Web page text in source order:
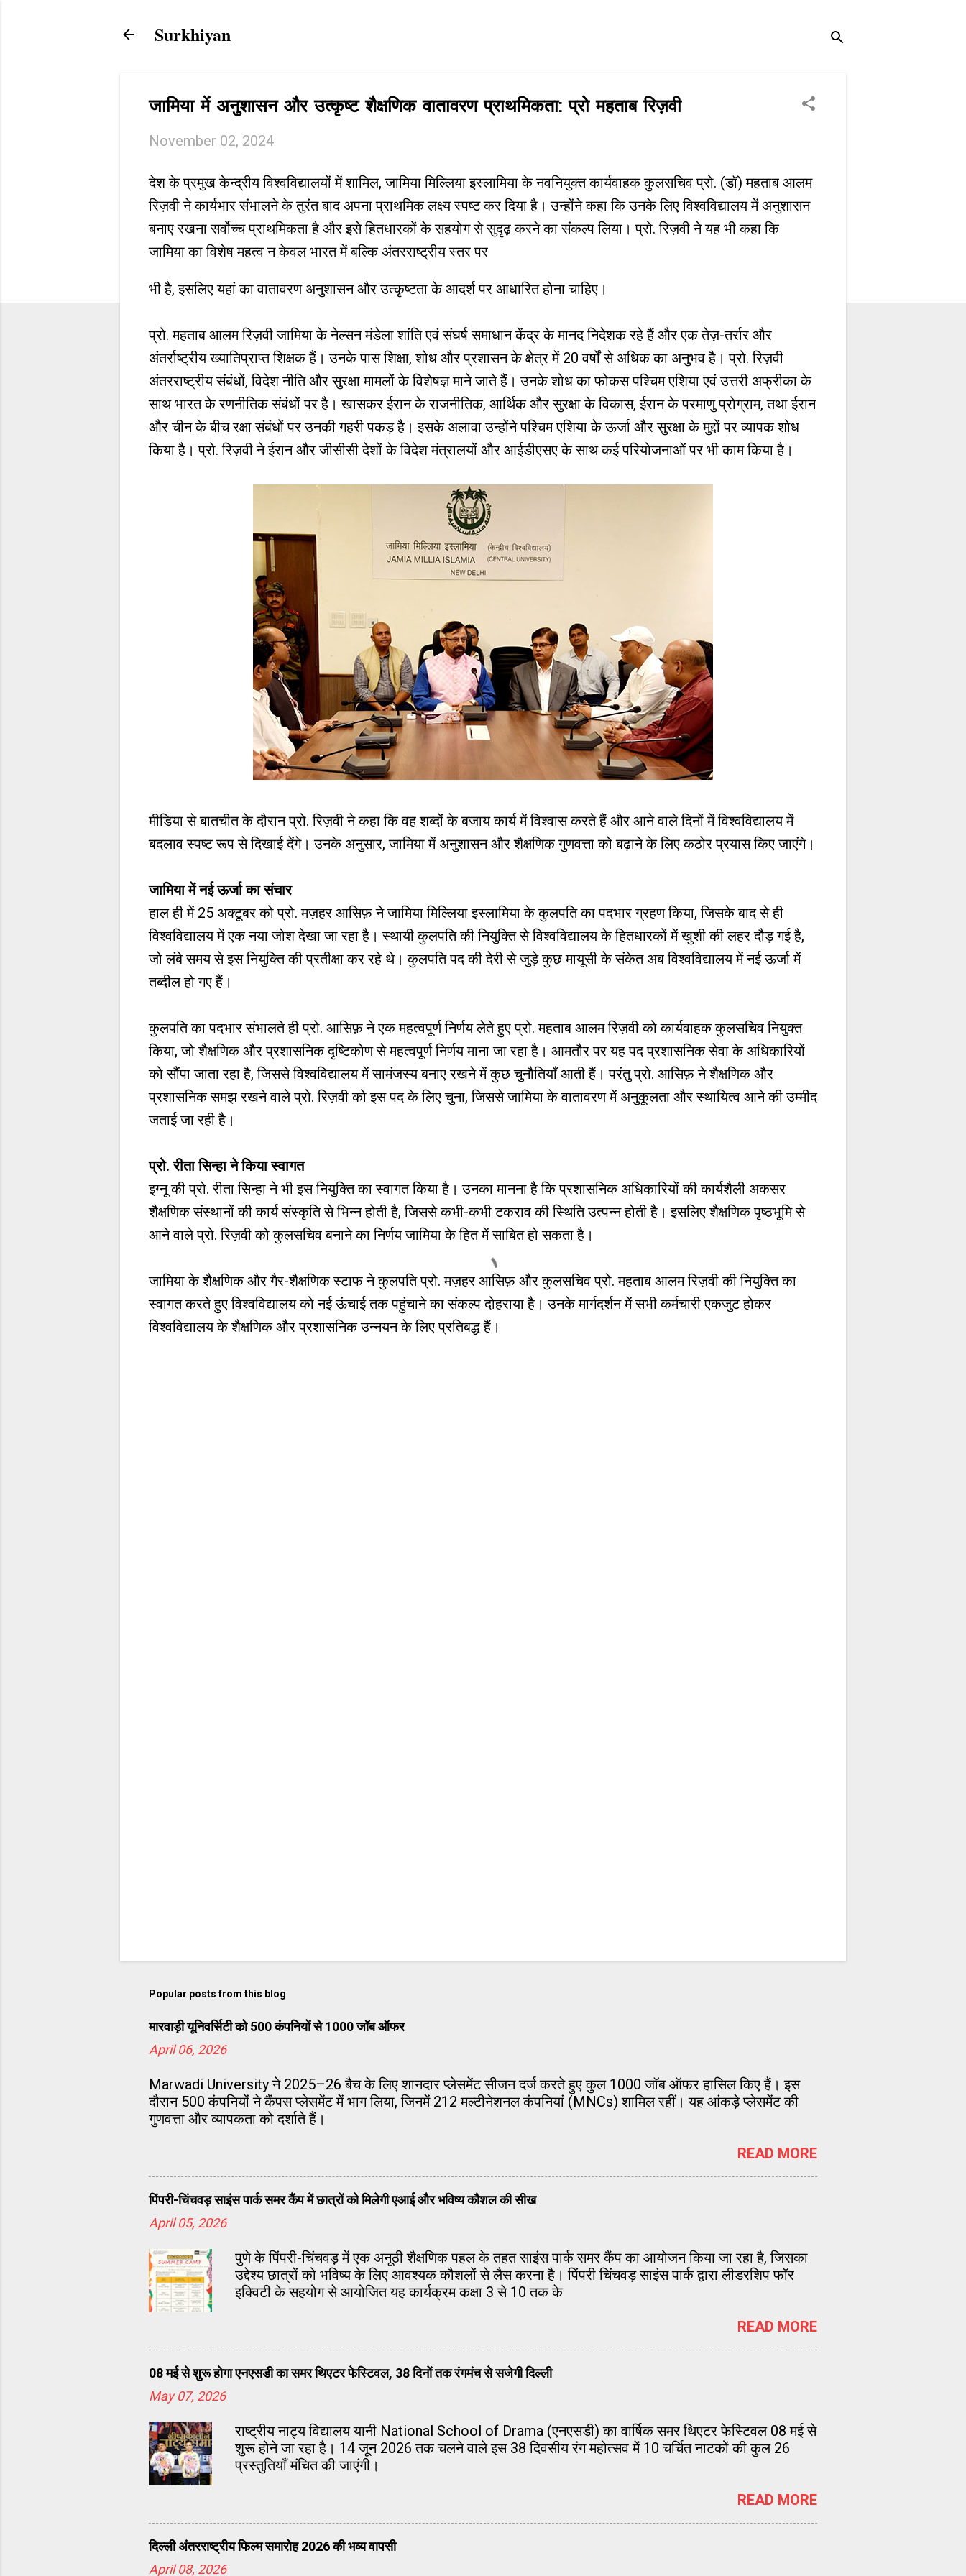
Surkhiyan
जामिया में अनुशासन और उत्कृष्ट शैक्षणिक वातावरण प्राथमिकता: प्रो महताब रिज़वी
November 02, 2024
देश के प्रमुख केन्द्रीय विश्वविद्यालयों में शामिल, जामिया मिल्लिया इस्लामिया के नवनियुक्त कार्यवाहक कुलसचिव प्रो. (डॉ) महताब आलम
रिज़वी ने कार्यभार संभालने के तुरंत बाद अपना प्राथमिक लक्ष्य स्पष्ट कर दिया है। उन्होंने कहा कि उनके लिए विश्वविद्यालय में अनुशासन
बनाए रखना सर्वोच्च प्राथमिकता है और इसे हितधारकों के सहयोग से सुदृढ़ करने का संकल्प लिया। प्रो. रिज़वी ने यह भी कहा कि
जामिया का विशेष महत्व न केवल भारत में बल्कि अंतरराष्ट्रीय स्तर पर
भी है, इसलिए यहां का वातावरण अनुशासन और उत्कृष्टता के आदर्श पर आधारित होना चाहिए।
प्रो. महताब आलम रिज़वी जामिया के नेल्सन मंडेला शांति एवं संघर्ष समाधान केंद्र के मानद निदेशक रहे हैं और एक तेज़-तर्रार और
अंतर्राष्ट्रीय ख्यातिप्राप्त शिक्षक हैं। उनके पास शिक्षा, शोध और प्रशासन के क्षेत्र में 20 वर्षों से अधिक का अनुभव है। प्रो. रिज़वी
अंतरराष्ट्रीय संबंधों, विदेश नीति और सुरक्षा मामलों के विशेषज्ञ माने जाते हैं। उनके शोध का फोकस पश्चिम एशिया एवं उत्तरी अफ्रीका के
साथ भारत के रणनीतिक संबंधों पर है। खासकर ईरान के राजनीतिक, आर्थिक और सुरक्षा के विकास, ईरान के परमाणु प्रोग्राम, तथा ईरान
और चीन के बीच रक्षा संबंधों पर उनकी गहरी पकड़ है। इसके अलावा उन्होंने पश्चिम एशिया के ऊर्जा और सुरक्षा के मुद्दों पर व्यापक शोध
किया है। प्रो. रिज़वी ने ईरान और जीसीसी देशों के विदेश मंत्रालयों और आईडीएसए के साथ कई परियोजनाओं पर भी काम किया है।
मीडिया से बातचीत के दौरान प्रो. रिज़वी ने कहा कि वह शब्दों के बजाय कार्य में विश्वास करते हैं और आने वाले दिनों में विश्वविद्यालय में
बदलाव स्पष्ट रूप से दिखाई देंगे। उनके अनुसार, जामिया में अनुशासन और शैक्षणिक गुणवत्ता को बढ़ाने के लिए कठोर प्रयास किए जाएंगे।
जामिया में नई ऊर्जा का संचार
हाल ही में 25 अक्टूबर को प्रो. मज़हर आसिफ़ ने जामिया मिल्लिया इस्लामिया के कुलपति का पदभार ग्रहण किया, जिसके बाद से ही
विश्वविद्यालय में एक नया जोश देखा जा रहा है। स्थायी कुलपति की नियुक्ति से विश्वविद्यालय के हितधारकों में खुशी की लहर दौड़ गई है,
जो लंबे समय से इस नियुक्ति की प्रतीक्षा कर रहे थे। कुलपति पद की देरी से जुड़े कुछ मायूसी के संकेत अब विश्वविद्यालय में नई ऊर्जा में
तब्दील हो गए हैं।
कुलपति का पदभार संभालते ही प्रो. आसिफ़ ने एक महत्वपूर्ण निर्णय लेते हुए प्रो. महताब आलम रिज़वी को कार्यवाहक कुलसचिव नियुक्त
किया, जो शैक्षणिक और प्रशासनिक दृष्टिकोण से महत्वपूर्ण निर्णय माना जा रहा है। आमतौर पर यह पद प्रशासनिक सेवा के अधिकारियों
को सौंपा जाता रहा है, जिससे विश्वविद्यालय में सामंजस्य बनाए रखने में कुछ चुनौतियाँ आती हैं। परंतु प्रो. आसिफ़ ने शैक्षणिक और
प्रशासनिक समझ रखने वाले प्रो. रिज़वी को इस पद के लिए चुना, जिससे जामिया के वातावरण में अनुकूलता और स्थायित्व आने की उम्मीद
जताई जा रही है।
प्रो. रीता सिन्हा ने किया स्वागत
इग्नू की प्रो. रीता सिन्हा ने भी इस नियुक्ति का स्वागत किया है। उनका मानना है कि प्रशासनिक अधिकारियों की कार्यशैली अकसर
शैक्षणिक संस्थानों की कार्य संस्कृति से भिन्न होती है, जिससे कभी-कभी टकराव की स्थिति उत्पन्न होती है। इसलिए शैक्षणिक पृष्ठभूमि से
आने वाले प्रो. रिज़वी को कुलसचिव बनाने का निर्णय जामिया के हित में साबित हो सकता है।
जामिया के शैक्षणिक और गैर-शैक्षणिक स्टाफ ने कुलपति प्रो. मज़हर आसिफ़ और कुलसचिव प्रो. महताब आलम रिज़वी की नियुक्ति का
स्वागत करते हुए विश्वविद्यालय को नई ऊंचाई तक पहुंचाने का संकल्प दोहराया है। उनके मार्गदर्शन में सभी कर्मचारी एकजुट होकर
विश्वविद्यालय के शैक्षणिक और प्रशासनिक उन्नयन के लिए प्रतिबद्ध हैं।
Popular posts from this blog
मारवाड़ी यूनिवर्सिटी को 500 कंपनियों से 1000 जॉब ऑफर
April 06, 2026
Marwadi University ने 2025–26 बैच के लिए शानदार प्लेसमेंट सीजन दर्ज करते हुए कुल 1000 जॉब ऑफर हासिल किए हैं। इस
दौरान 500 कंपनियों ने कैंपस प्लेसमेंट में भाग लिया, जिनमें 212 मल्टीनेशनल कंपनियां (MNCs) शामिल रहीं। यह आंकड़े प्लेसमेंट की
गुणवत्ता और व्यापकता को दर्शाते हैं।
READ MORE
पिंपरी-चिंचवड़ साइंस पार्क समर कैंप में छात्रों को मिलेगी एआई और भविष्य कौशल की सीख
April 05, 2026
पुणे के पिंपरी-चिंचवड़ में एक अनूठी शैक्षणिक पहल के तहत साइंस पार्क समर कैंप का आयोजन किया जा रहा है, जिसका
उद्देश्य छात्रों को भविष्य के लिए आवश्यक कौशलों से लैस करना है। पिंपरी चिंचवड़ साइंस पार्क द्वारा लीडरशिप फॉर
इक्विटी के सहयोग से आयोजित यह कार्यक्रम कक्षा 3 से 10 तक के
READ MORE
08 मई से शुरू होगा एनएसडी का समर थिएटर फेस्टिवल, 38 दिनों तक रंगमंच से सजेगी दिल्ली
May 07, 2026
राष्ट्रीय नाट्य विद्यालय यानी National School of Drama (एनएसडी) का वार्षिक समर थिएटर फेस्टिवल 08 मई से
शुरू होने जा रहा है। 14 जून 2026 तक चलने वाले इस 38 दिवसीय रंग महोत्सव में 10 चर्चित नाटकों की कुल 26
प्रस्तुतियाँ मंचित की जाएंगी।
READ MORE
दिल्ली अंतरराष्ट्रीय फिल्म समारोह 2026 की भव्य वापसी
April 08, 2026